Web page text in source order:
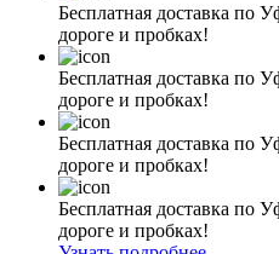
Бесплатная доставка по
дороге и пробках!
Бесплатная доставка по
дороге и пробках!
Бесплатная доставка по
дороге и пробках!
Бесплатная доставка по
дороге и пробках!